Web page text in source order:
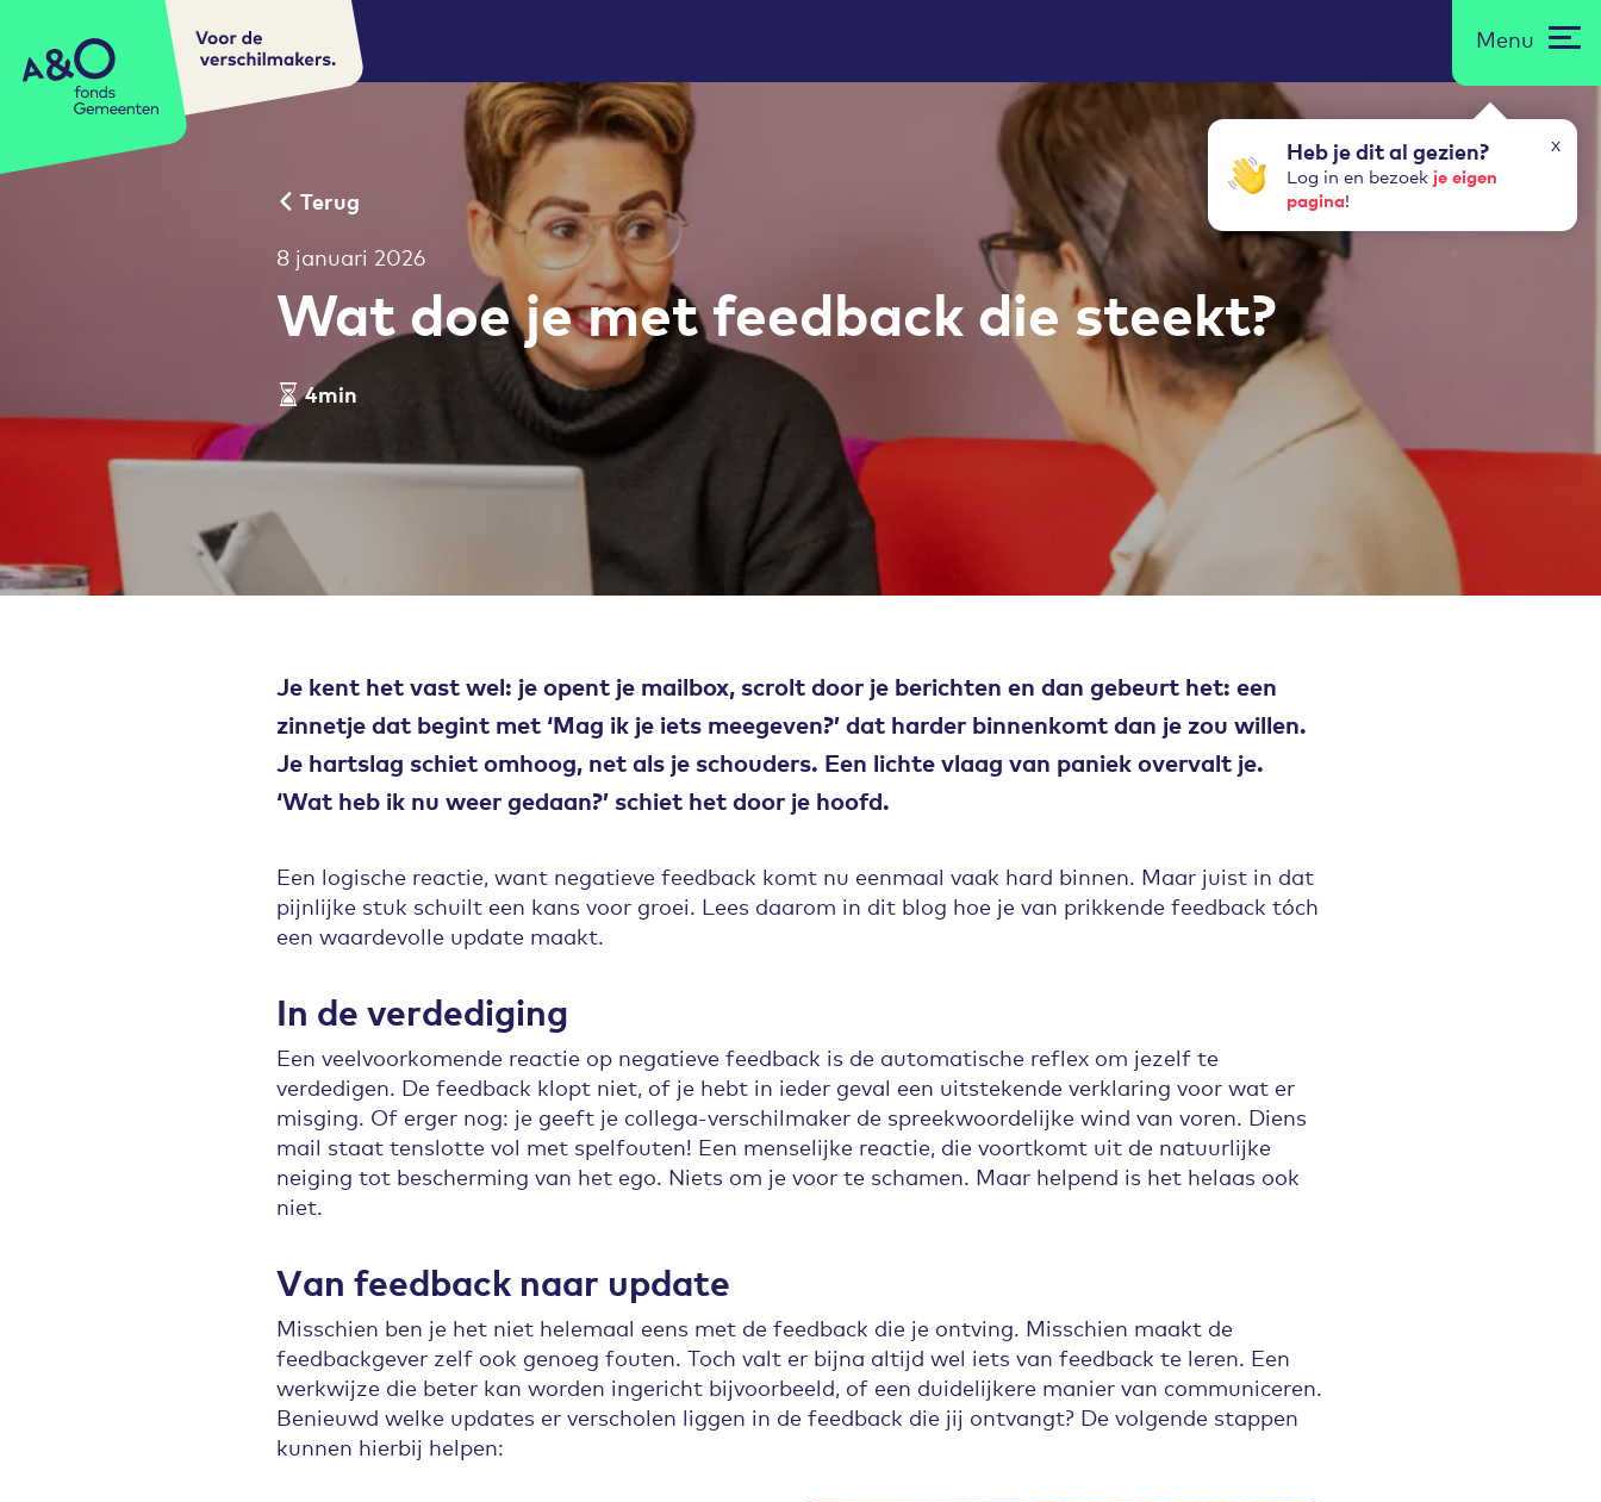
A&O fonds Gemeenten
Voor de
verschilmakers.
x
Heb je dit al gezien?
Log in en bezoek je eigen
pagina!
Menu
Terug
8 januari 2026
Wat doe je met feedback die steekt?
Leestijd artikel
4min
Je kent het vast wel: je opent je mailbox, scrolt door je berichten en dan gebeurt het: een
zinnetje dat begint met ‘Mag ik je iets meegeven?’ dat harder binnenkomt dan je zou willen.
Je hartslag schiet omhoog, net als je schouders. Een lichte vlaag van paniek overvalt je.
‘Wat heb ik nu weer gedaan?’ schiet het door je hoofd.
Een logische reactie, want negatieve feedback komt nu eenmaal vaak hard binnen. Maar juist in dat
pijnlijke stuk schuilt een kans voor groei. Lees daarom in dit blog hoe je van prikkende feedback tóch
een waardevolle update maakt.
In de verdediging
Een veelvoorkomende reactie op negatieve feedback is de automatische reflex om jezelf te
verdedigen. De feedback klopt niet, of je hebt in ieder geval een uitstekende verklaring voor wat er
misging. Of erger nog: je geeft je collega-verschilmaker de spreekwoordelijke wind van voren. Diens
mail staat tenslotte vol met spelfouten! Een menselijke reactie, die voortkomt uit de natuurlijke
neiging tot bescherming van het ego. Niets om je voor te schamen. Maar helpend is het helaas ook
niet.
Van feedback naar update
Misschien ben je het niet helemaal eens met de feedback die je ontving. Misschien maakt de
feedbackgever zelf ook genoeg fouten. Toch valt er bijna altijd wel iets van feedback te leren. Een
werkwijze die beter kan worden ingericht bijvoorbeeld, of een duidelijkere manier van communiceren.
Benieuwd welke updates er verscholen liggen in de feedback die jij ontvangt? De volgende stappen
kunnen hierbij helpen: